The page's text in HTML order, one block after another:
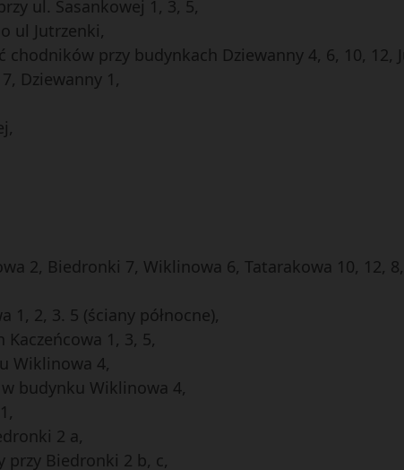
ul. Sasankowej 1, 3, 5,
ul Jutrzenki,
przy budynkach Dziewanny 4, 6, 10, 12,
Dziewanny 1,
2, Biedronki 7, Wiklinowa 6, Tatarakowa 10, 12,
1, 2, 3. 5 (ściany północne),
1, 3, 5,
Wiklinowa 4,
budynku Wiklinowa 4,
2 a,
przy Biedronki 2 b, c,